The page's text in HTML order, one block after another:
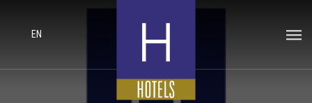
EN